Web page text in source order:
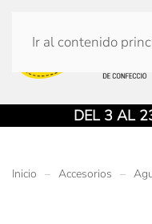
Ir al contenido
DEL 3 AL 23
Inicio Accesorios